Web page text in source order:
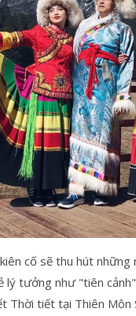
cố sẽ thu hút
lý tưởng như "tiên
Thời tiết tại Thiên